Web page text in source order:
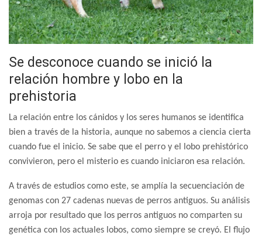
Se desconoce cuando se inició la
relación hombre y lobo en la
prehistoria
La relación entre los cánidos y los seres humanos se identifica
bien a través de la historia, aunque no sabemos a ciencia cierta
cuando fue el inicio. Se sabe que el perro y el lobo prehistórico
convivieron, pero el misterio es cuando iniciaron esa relación.
A través de estudios como este, se amplía la secuenciación de
genomas con 27 cadenas nuevas de perros antiguos. Su análisis
arroja por resultado que los perros antiguos no comparten su
genética con los actuales lobos, como siempre se creyó. El flujo